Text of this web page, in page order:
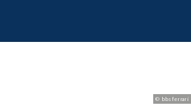
© bbsferrari